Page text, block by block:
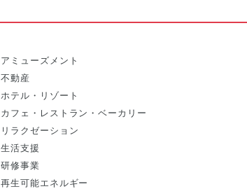
アミューズメント
不動産
ホテル・リゾート
カフェ・レストラン・ベーカリー
リラクゼーション
生活支援
研修事業
再生可能エネルギー